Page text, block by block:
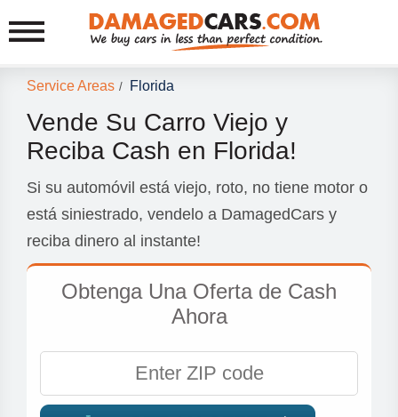
Service Areas / Florida
Vende Su Carro Viejo y
Reciba Cash en Florida!
Si su automóvil está viejo, roto, no tiene motor o
está siniestrado, vendelo a DamagedCars y
reciba dinero al instante!
Obtenga Una Oferta de Cash
Ahora